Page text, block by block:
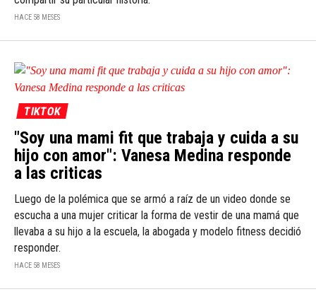
HACE 58 MESES
TIKTOK
"Soy una mami fit que trabaja y cuida a su
hijo con amor": Vanesa Medina responde
a las criticas
Luego de la polémica que se armó a raíz de un video donde se
escucha a una mujer criticar la forma de vestir de una mamá que
llevaba a su hijo a la escuela, la abogada y modelo fitness decidió
responder.
HACE 58 MESES